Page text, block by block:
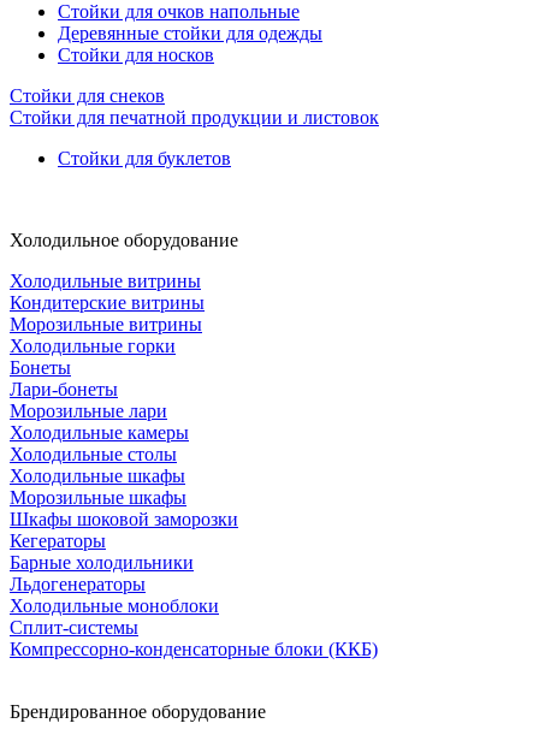
Стойки для очков напольные
Деревянные стойки для одежды
Стойки для носков
Стойки для снеков
Стойки для печатной продукции и листовок
Стойки для буклетов
Холодильное оборудование
Холодильные витрины
Кондитерские витрины
Морозильные витрины
Холодильные горки
Бонеты
Лари-бонеты
Морозильные лари
Холодильные камеры
Холодильные столы
Холодильные шкафы
Морозильные шкафы
Шкафы шоковой заморозки
Кегераторы
Барные холодильники
Льдогенераторы
Холодильные моноблоки
Сплит-системы
Компрессорно-конденсаторные блоки (ККБ)
Брендированное оборудование